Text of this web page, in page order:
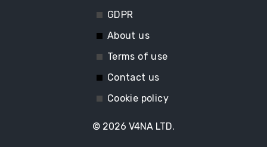
© 2026 V4NA LTD.
GDPR
About us
Terms of use
Contact us
Cookie policy